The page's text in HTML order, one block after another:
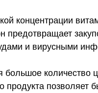
концентрации
и вирусными
позволяет